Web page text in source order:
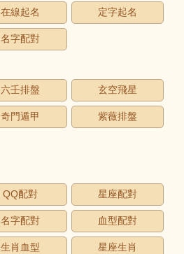
在線起名 定字起名
名字配對
六壬排盤 玄空飛星
奇門遁甲 紫薇排盤
QQ配對 星座配對
名字配對 血型配對
生肖血型 星座生肖